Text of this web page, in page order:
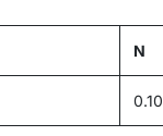
N
0.10